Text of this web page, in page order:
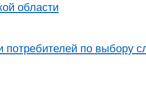
области
потребителей по выбору